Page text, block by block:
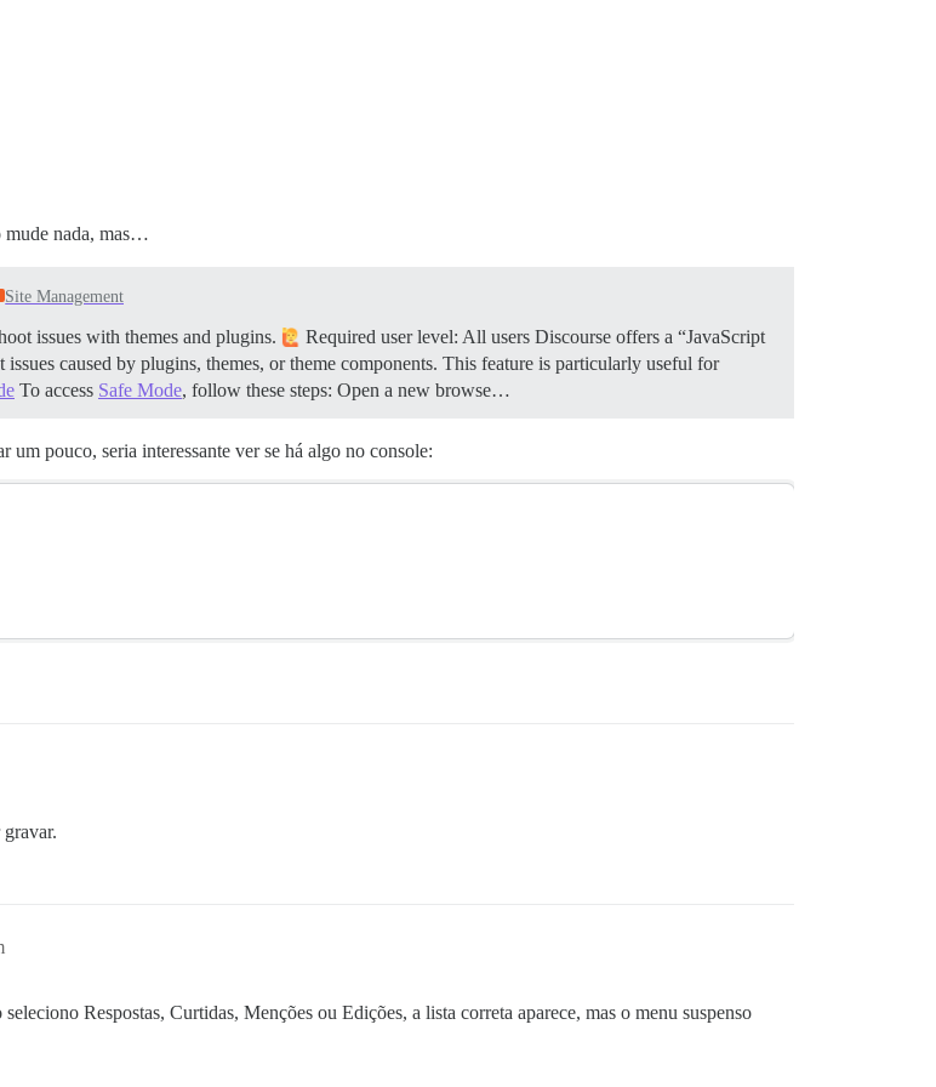
mude nada, mas…
Site Management
issues with themes and plugins.
Required user level: All users Discourse offers a “JavaScript
caused by plugins, themes, or theme components. This feature is particularly useful for
To access Safe Mode, follow these steps: Open a new browse…
pouco, seria interessante ver se há algo no console:
Respostas, Curtidas, Menções ou Edições, a lista correta aparece, mas o menu suspenso